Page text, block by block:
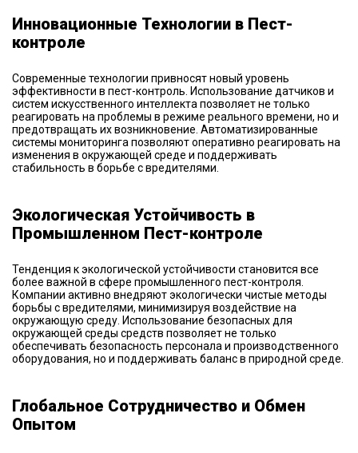
Инновационные Технологии в Пест-
контроле
Современные технологии привносят новый уровень
эффективности в пест-контроль. Использование датчиков и
систем искусственного интеллекта позволяет не только
реагировать на проблемы в режиме реального времени, но и
предотвращать их возникновение. Автоматизированные
системы мониторинга позволяют оперативно реагировать на
изменения в окружающей среде и поддерживать
стабильность в борьбе с вредителями.
Экологическая Устойчивость в
Промышленном Пест-контроле
Тенденция к экологической устойчивости становится все
более важной в сфере промышленного пест-контроля.
Компании активно внедряют экологически чистые методы
борьбы с вредителями, минимизируя воздействие на
окружающую среду. Использование безопасных для
окружающей среды средств позволяет не только
обеспечивать безопасность персонала и производственного
оборудования, но и поддерживать баланс в природной среде.
Глобальное Сотрудничество и Обмен
Опытом